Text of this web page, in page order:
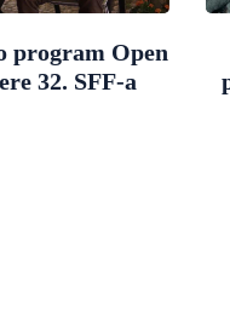
program Open
32. SFF-a